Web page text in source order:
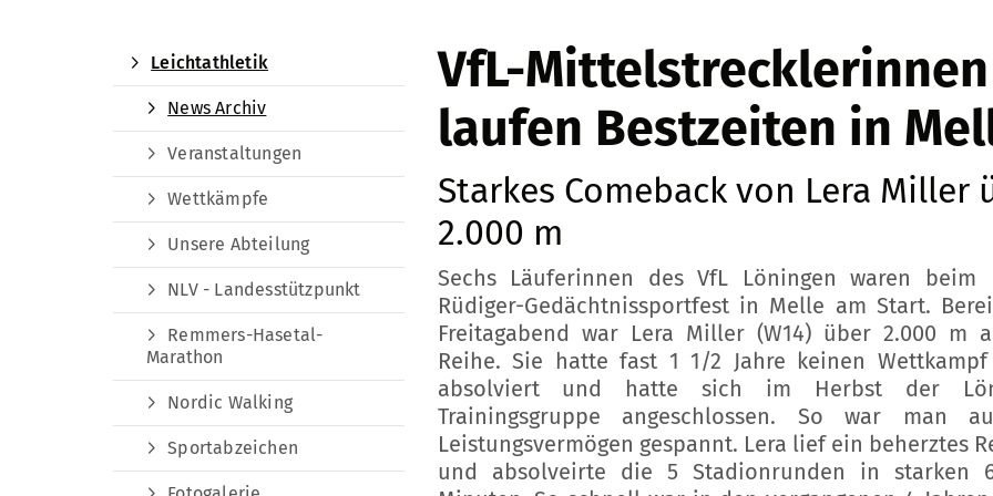
VfL-Mittelstrecklerinnen
laufen Bestzeiten in
Starkes Comeback von Lera Miller
2.000 m
Sechs Läuferinnen des VfL Löningen waren beim
Rüdiger-Gedächtnissportfest in Melle am Start.
Freitagabend war Lera Miller (W14) über 2.000 m
Reihe. Sie hatte fast 1 1/2 Jahre keinen
absolviert und hatte sich im Herbst der
Trainingsgruppe angeschlossen. So war man
Leistungsvermögen gespannt. Lera lief ein beherztes
und absolveirte die 5 Stadionrunden in starken
Leichtathletik
News Archiv
Veranstaltungen
Wettkämpfe
Unsere Abteilung
NLV - Landesstützpunkt
Remmers-Hasetal-
Marathon
Nordic Walking
Sportabzeichen